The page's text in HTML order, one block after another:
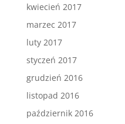
kwiecień 2017
marzec 2017
luty 2017
styczeń 2017
grudzień 2016
listopad 2016
październik 2016